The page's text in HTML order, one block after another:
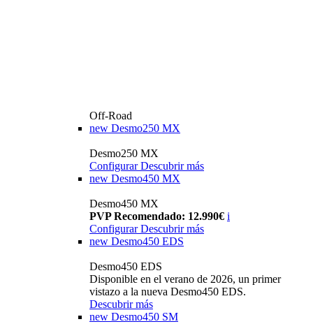
Off-Road
new Desmo250 MX
Desmo250 MX
Configurar Descubrir más
new Desmo450 MX
Desmo450 MX
PVP Recomendado: 12.990€ i
Configurar Descubrir más
new Desmo450 EDS
Desmo450 EDS
Disponible en el verano de 2026, un primer
vistazo a la nueva Desmo450 EDS.
Descubrir más
new Desmo450 SM